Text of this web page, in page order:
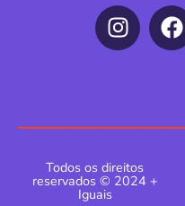
Todos os direitos
reservados © 2024 +
Iguais